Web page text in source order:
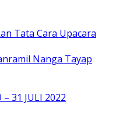
Tata Cara Upacara
Nanga Tayap
– 31 JULI 2022